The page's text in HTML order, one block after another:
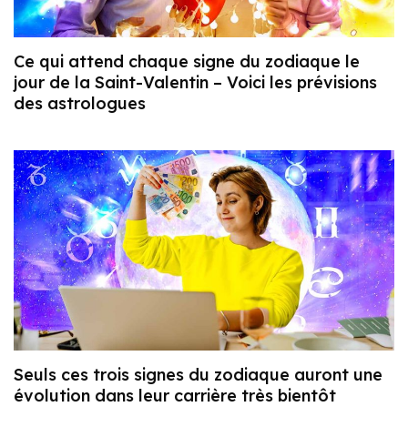
Ce qui attend chaque signe du zodiaque le
jour de la Saint-Valentin – Voici les prévisions
des astrologues
Seuls ces trois signes du zodiaque auront une
évolution dans leur carrière très bientôt